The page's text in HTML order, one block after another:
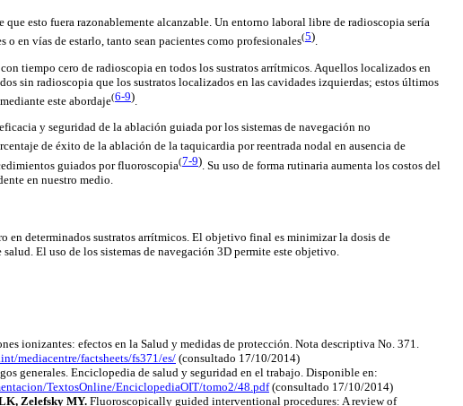
esto fuera razonablemente alcanzable. Un entorno laboral libre de radioscopia sería
en vías de estarlo, tanto sean pacientes como profesionales(5).
tiempo cero de radioscopia en todos los sustratos arrítmicos. Aquellos localizados en
sin radioscopia que los sustratos localizados en las cavidades izquierdas; estos últimos
este abordaje(6-9)
y seguridad de la ablación guiada por los sistemas de navegación no
de éxito de la ablación de la taquicardia por reentrada nodal en ausencia de
guiados porfluoroscopia(7-9) . Su uso de forma rutinaria aumenta los costos del
en nuestro medio.
en determinados sustratos arrítmicos. El objetivo final es minimizar la dosis de
El uso de los sistemas de navegación 3D permite este objetivo.
ionizantes: efectos en la Salud y medidas de protección. Nota descriptiva No. 371.
mediacentre/factsheets/fs371/es/(consultado 17/10/2014)
generales. Enciclopedia de salud y seguridad en el trabajo. Disponible en:
TextosOnline/EnciclopediaOIT/tomo2/48.pdf(consultado 17/10/2014)
Zelefsky MY. Fluoroscopically guided interventional procedures: Areview of